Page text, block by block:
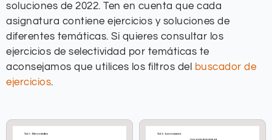
soluciones de 2022. Ten en cuenta que cada
asignatura contiene ejercicios y soluciones de
diferentes temáticas. Si quieres consultar los
ejercicios de selectividad por temáticas te
aconsejamos que utilices los filtros del
buscador de
ejercicios.